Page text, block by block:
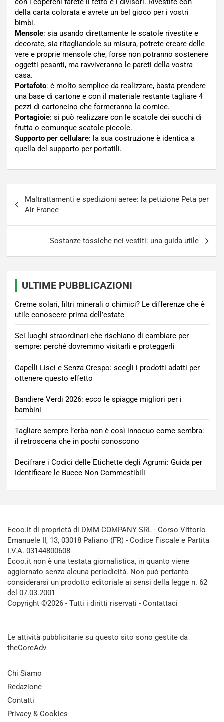
della carta colorata e avrete un bel gioco per i vostri
bimbi.
Mensole: sia usando direttamente le scatole rivestite e
decorate, sia ritagliandole su misura, potrete creare delle
vere e proprie mensole che, forse non potranno sostenere
oggetti pesanti, ma ravviveranno le pareti della vostra
casa.
Portafoto: è molto semplice da realizzare, basta prendere
una base di cartone e con il materiale restante tagliare 4
pezzi di cartoncino che formeranno la cornice.
Portagioie: si può realizzare con le scatole dei succhi di
frutta o comunque scatole piccole.
Supporto per cellulare: la sua costruzione è identica a
quella del supporto per portatili.
articoli
Maltrattamenti e spedizioni aeree: la petizione Peta per
Air France
Sostanze tossiche nei vestiti: una guida utile
ULTIME PUBBLICAZIONI
Creme solari, filtri minerali o chimici? Le differenze che è
utile conoscere prima dell’estate
Sei luoghi straordinari che rischiano di cambiare per
sempre: perché dovremmo visitarli e proteggerli
Capelli Lisci e Senza Crespo: scegli i prodotti adatti per
ottenere questo effetto
Bandiere Verdi 2026: ecco le spiagge migliori per i
bambini
Tagliare sempre l’erba non è così innocuo come sembra:
il retroscena che in pochi conoscono
Decifrare i Codici delle Etichette degli Agrumi: Guida per
Identificare le Bucce Non Commestibili
Ecoo.it di proprietà di DMM COMPANY SRL - Corso Vittorio
Emanuele II, 13, 03018 Paliano (FR) - Codice Fiscale e Partita
I.V.A. 03144800608
Ecoo.it non è una testata giornalistica, in quanto viene
aggiornato senza alcuna periodicità. Non può pertanto
considerarsi un prodotto editoriale ai sensi della legge n. 62
del 07.03.2001
Copyright ©2026 - Tutti i diritti riservati - Contattaci
Le attività pubblicitarie su questo sito sono gestite da
theCoreAdv
Chi Siamo
Redazione
Contatti
Privacy & Cookies